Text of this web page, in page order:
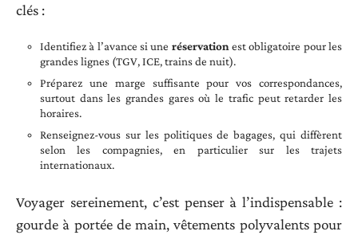
clés :
Identifiez à l’avance si une réservationest obligatoire pour les
grandes lignes (TGV, ICE, trains de nuit).
Préparez une marge suffisante pour vos correspondances,
surtout dans les grandes gares où le trafic peut retarder les
horaires.
Renseignez-vous sur les politiques de bagages, qui diffèrent
selon les compagnies, en particulier sur les trajets
internationaux.
Voyager sereinement, c’est penser à l’indispensable :
gourde à portée de main, vêtements polyvalents pour